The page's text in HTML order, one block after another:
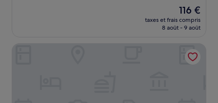
Le
nouveau
prix
de
116 €
116 €
taxes et frais compris
8 août - 9 août
Angvik Gamle Handelssted - by Classic Norway Hotels